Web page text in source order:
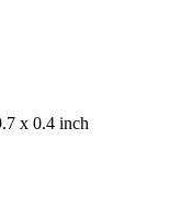
x 0.4 inch